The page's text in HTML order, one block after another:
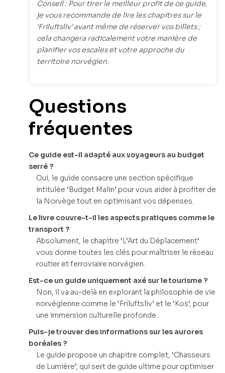
Conseil : Pour tirer le meilleur profit de ce guide,
je vous recommande de lire les chapitres sur le
‘Friluftsliv’ avant même de réserver vos billets ;
cela changera radicalement votre manière de
planifier vos escales et votre approche du
territoire norvégien.
Questions
fréquentes
Ce guide est-il adapté aux voyageurs au budget
serré ?
Oui, le guide consacre une section spécifique
intitulée ‘Budget Malin’ pour vous aider à profiter de
la Norvège tout en optimisant vos dépenses.
Le livre couvre-t-il les aspects pratiques comme le
transport ?
Absolument, le chapitre ‘L’Art du Déplacement’
vous donne toutes les clés pour maîtriser le réseau
routier et ferroviaire norvégien.
Est-ce un guide uniquement axé sur le tourisme ?
Non, il va au-delà en explorant la philosophie de vie
norvégienne comme le ‘Friluftsliv’ et le ‘Kos’, pour
une immersion culturelle profonde.
Puis-je trouver des informations sur les aurores
boréales ?
Le guide propose un chapitre complet, ‘Chasseurs
de Lumière’, qui sert de guide ultime pour optimiser